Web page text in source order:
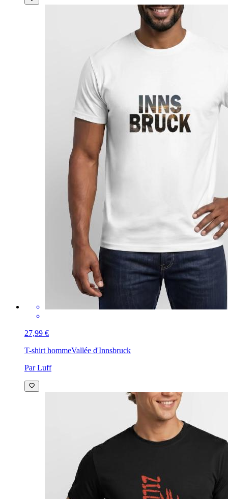
27,99 €
T-shirt hommeVallée d'Innsbruck
Par Luff